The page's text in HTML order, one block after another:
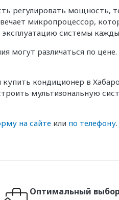
регулировать
микропроцессор,
эксплуатацию системы
могут различаться по
кондиционер в
мультизональную
на сайте или по телефону.
Оптимальный выбор